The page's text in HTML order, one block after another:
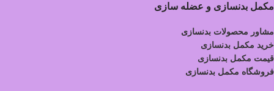
مکمل بدنسازی و عضله سازی
مشاور محصولات بدنسازی
خرید مکمل بدنسازی
قیمت مکمل بدنسازی
فروشگاه مکمل بدنسازی